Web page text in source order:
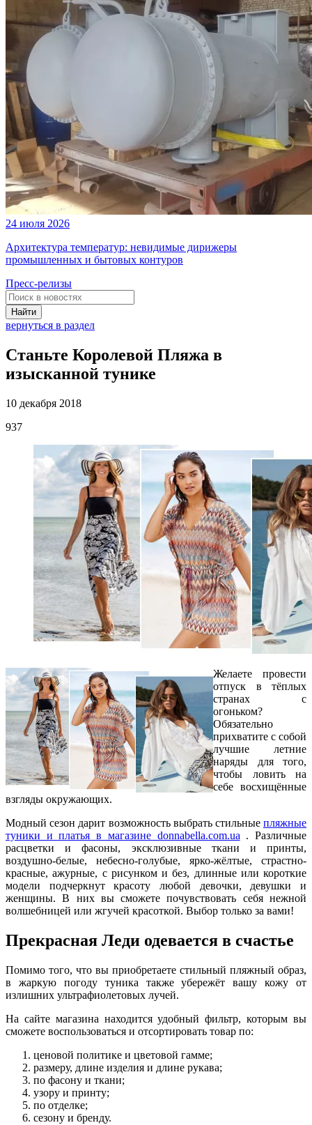
24 июля 2026
Архитектура температур: невидимые дирижеры
промышленных и бытовых контуров
Пресс-релизы
Найти
вернуться в раздел
Станьте Королевой Пляжа в
изысканной тунике
10 декабря 2018
937
Желаете провести
отпуск в тёплых
странах с
огоньком?
Обязательно
прихватите с собой
лучшие летние
наряды для того,
чтобы ловить на
себе восхищённые
взгляды окружающих.
Модный сезон дарит возможность выбрать стильные пляжные
туники и платья в магазине donnabella.com.ua . Различные
расцветки и фасоны, эксклюзивные ткани и принты,
воздушно-белые, небесно-голубые, ярко-жёлтые, страстно-
красные, ажурные, с рисунком и без, длинные или короткие
модели подчеркнут красоту любой девочки, девушки и
женщины. В них вы сможете почувствовать себя нежной
волшебницей или жгучей красоткой. Выбор только за вами!
Прекрасная Леди одевается в счастье
Помимо того, что вы приобретаете стильный пляжный образ,
в жаркую погоду туника также убережёт вашу кожу от
излишних ультрафиолетовых лучей.
На сайте магазина находится удобный фильтр, которым вы
сможете воспользоваться и отсортировать товар по:
ценовой политике и цветовой гамме;
размеру, длине изделия и длине рукава;
по фасону и ткани;
узору и принту;
по отделке;
сезону и бренду.